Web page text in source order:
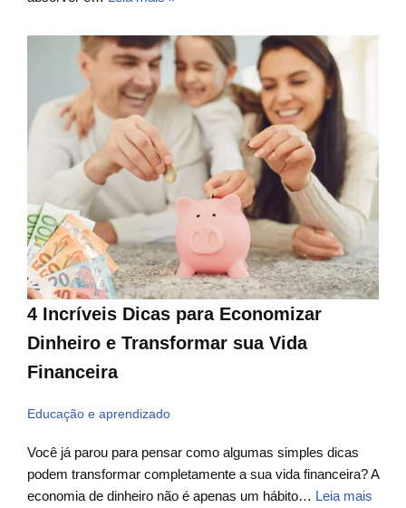
4 Incríveis Dicas para Economizar
Dinheiro e Transformar sua Vida
Financeira
Educação e aprendizado
Você já parou para pensar como algumas simples dicas
podem transformar completamente a sua vida financeira? A
economia de dinheiro não é apenas um hábito… Leia mais